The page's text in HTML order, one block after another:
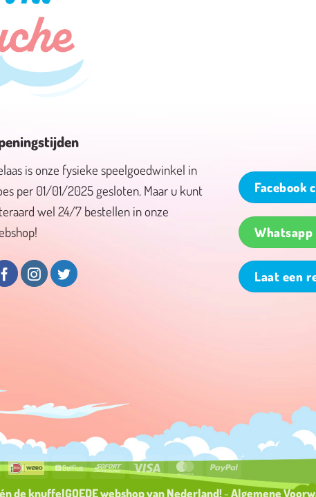
is onze fysieke speelgoedwinkel in
per 01/01/2025 gesloten. Maar u kunt
wel 24/7 bestellen in onze
Facebook
Laat een
Wero Belfius Sofort Visa MasterCardPayPal
de knuffelGOEDEwebshopvan Nederland!-Algemene